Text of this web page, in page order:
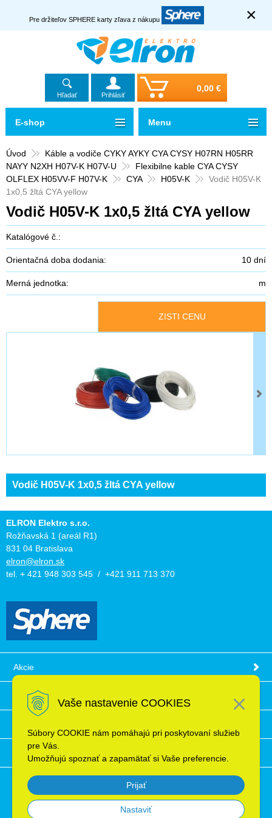
Vaše nastavenie COOKIES
Súbory COOKIE nám pomáhajú pri poskytovaní služieb
pre Vás.
Umožňujú spoznať a zapamätať si Vaše preferencie.
Prijať
Nastaviť
Pre držiteľov SPHERE karty zľava z nákupu ×
Hľadať Prihlásiť
0,00 €
Úvod
Káble a vodiče CYKY AYKY CYA CYSY H07RN H05RR
NAYY N2XH H07V-K H07V-U
Flexibilne kable CYA CYSY
OLFLEX H05VV-F H07V-K
CYA H05V-K
Vodič H05V-K
1x0,5 žltá CYA yellow
Vodič H05V-K 1x0,5 žltá CYA yellow
Katalógové č.:
Orientačná doba dodania: 10 dní
Merná jednotka: m
ZISTI CENU
Vodič H05V-K 1x0,5 žltá CYA yellow
E-shop Menu
ELRON Elektro s.r.o.
Rožňavská 1 (areál R1)
831 04 Bratislava
elron@elron.sk
tel. + 421 948 303 545 / +421 911 713 370
Akcie
Obchodné podmienky
Ochrana osobných údajov